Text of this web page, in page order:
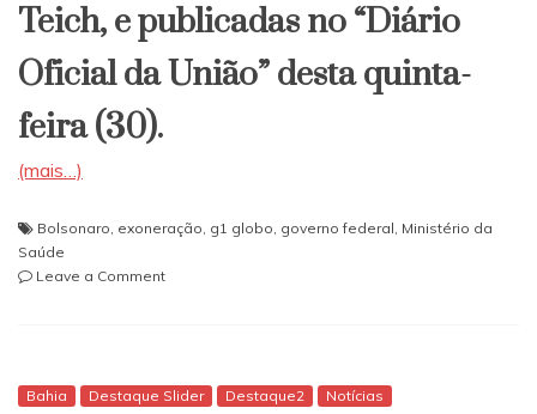
Teich, e publicadas no “Diário
Oficial da União” desta quinta-
feira (30).
(mais…)
Bolsonaro, exoneração, g1 globo, governo federal, Ministério da
Saúde
Leave a Commenton
exonera
Bahia Destaque Slider Destaque2 Notícias